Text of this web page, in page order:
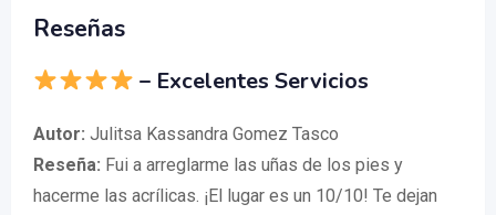
Reseñas
– Excelentes Servicios
Autor: Julitsa Kassandra Gomez Tasco
Reseña: Fui a arreglarme las uñas de los pies y
hacerme las acrílicas. ¡El lugar es un 10/10! Te dejan